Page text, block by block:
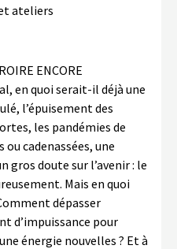
ateliers
ENCORE
en quoi serait-il déjà une
l’épuisement des
les pandémies de
cadenassées, une
doute sur l’avenir : le
Mais en quoi
dépasser
d’impuissance pour
énergie nouvelles ? Et à